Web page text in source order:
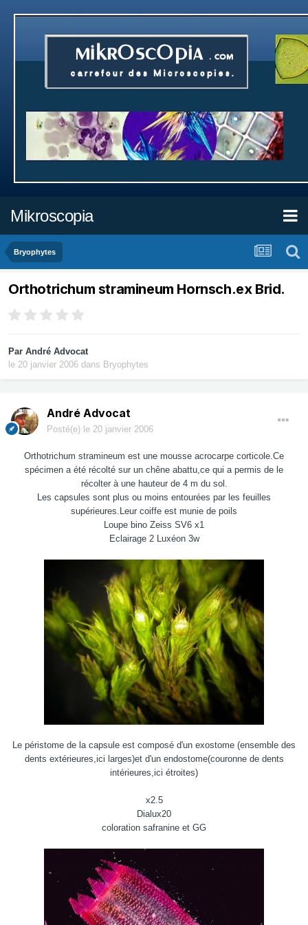
Mikroscopia
Bryophytes
Orthotrichum stramineum Hornsch.ex Brid.
Par André Advocat
le 20 janvier 2006 dans Bryophytes
André Advocat
Posté(e) le 20 janvier 2006
Orthotrichum stramineum est une mousse acrocarpe corticole.Ce
spécimen a été récolté sur un chêne abattu,ce qui a permis de le
récolter à une hauteur de 4 m du sol.
Les capsules sont plus ou moins entourées par les feuilles
supérieures.Leur coiffe est munie de poils
Loupe bino Zeiss SV6 x1
Eclairage 2 Luxéon 3w
Le péristome de la capsule est composé d'un exostome (ensemble des
dents extérieures,ici larges)et d'un endostome(couronne de dents
intérieures,ici étroites)
x2.5
Dialux20
coloration safranine et GG